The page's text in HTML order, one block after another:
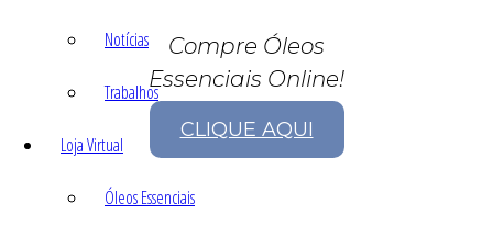
Notícias
Trabalhos
Loja Virtual
Óleos Essenciais
Compre Óleos
Essenciais Online!
CLIQUE AQUI